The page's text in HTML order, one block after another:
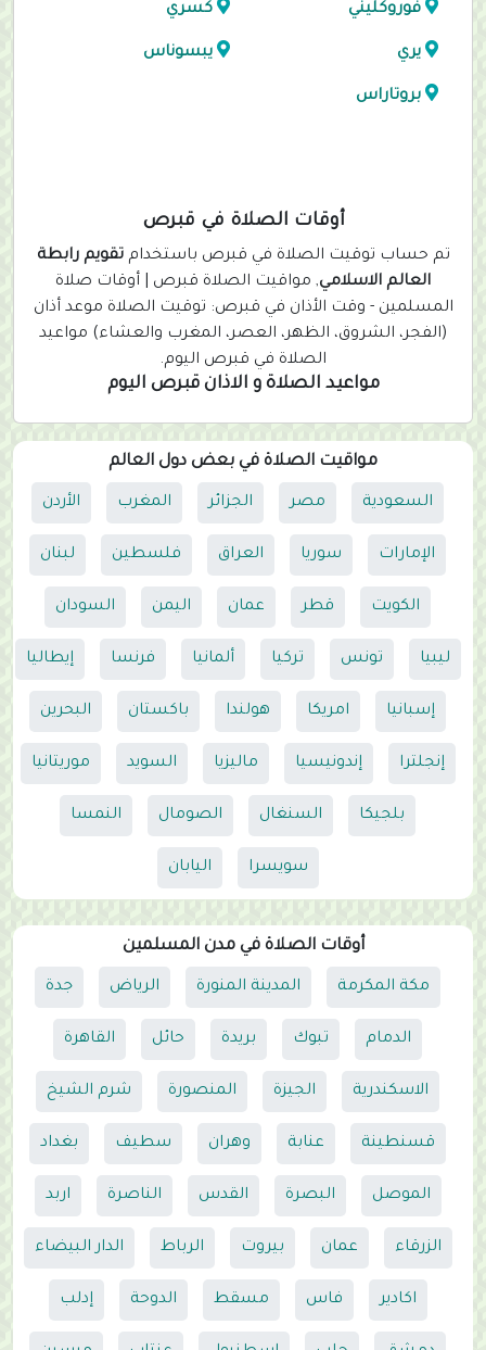
فوروكليني كسري
يري يبسوناس
بروتاراس
أوقات الصلاة في قبرص
تم حساب توقيت الصلاة في قبرص باستخدامتقويم رابطة
العالم الاسلامي, مواقيت الصلاة قبرص | أوقات صلاة
المسلمين - وقت الأذان في قبرص: توقيت الصلاة موعد أذان
(الفجر، الشروق، الظهر، العصر، المغرب والعشاء) مواعيد
الصلاة في قبرص اليوم.
مواعيد الصلاة و الاذان قبرص اليوم
مواقيت الصلاة في بعض دول العالم
السعودية مصر الجزائر المغرب الأردن
الإمارات سوريا العراق فلسطين لبنان
الكويت قطر عمان اليمن السودان
ليبيا تونس تركيا ألمانيا فرنسا إيطاليا
إسبانيا امريكا هولندا باكستان البحرين
إنجلترا إندونيسيا ماليزيا السويد موريتانيا
بلجيكا السنغال الصومال النمسا
سويسرا اليابان
أوقات الصلاة في مدن المسلمين
مكة المكرمة المدينة المنورة الرياض جدة
الدمام تبوك بريدة حائل القاهرة
الاسكندرية الجيزة المنصورة شرم الشيخ
قسنطينة عنابة وهران سطيف بغداد
الموصل البصرة القدس الناصرة اربد
الزرقاء عمان بيروت الرباط الدار البيضاء
اكادير فاس مسقط الدوحة إدلب